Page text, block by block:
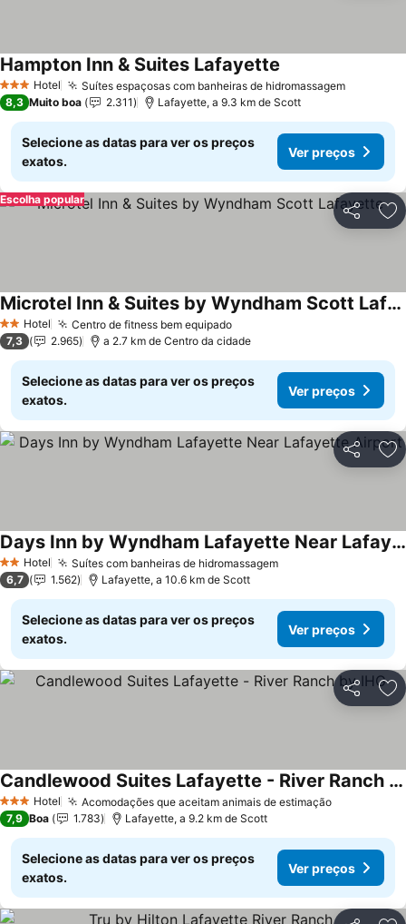
3 EstrelasHotel Suítes espaçosas com banheiras de hidromassagemVer
Hampton Inn & Suites Lafayette
8,3 Muito boa 2.311 Lafayette, a 9.3 km de Scott
Selecione as datas para ver os preços
exatos.
Ver preços
Partilhar
Escolha popular
2 Estrelas
Hotel Centro de fitness bem equipadoVer preços
Microtel Inn & Suites by Wyndham Scott Lafayette
Ver preços
7,3 2.965 a 2.7 km de Centro da cidade
Selecione as datas para ver os preços
exatos.
Ver preços
Partilhar
2 Estrelas
Hotel Suítes com banheiras de hidromassagemVer preços
Days Inn by Wyndham Lafayette Near Lafayette Airport
Ver preços
6,7 1.562 Lafayette, a 10.6 km de Scott
Selecione as datas para ver os preços
exatos.
Ver preços
Partilhar
3 EstrelasHotel Acomodações que aceitam animais de estimaçãoVer preços
Candlewood Suites Lafayette - River Ranch by IHG
Ver preços
7,9 Boa 1.783 Lafayette, a 9.2 km de Scott
Selecione as datas para ver os preços
exatos.
Ver preços